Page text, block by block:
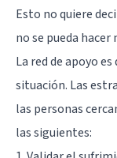
Esto no quiere
no se pueda
La red de apoyo
situación. Las
las personas
las siguientes: